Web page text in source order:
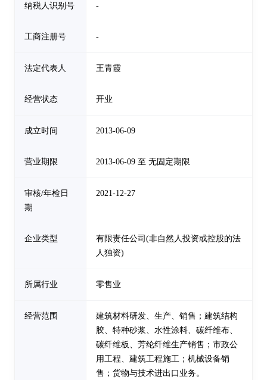
纳税人识别号 -
工商注册号 -
法定代表人 王青霞
经营状态 开业
成立时间 2013-06-09
营业期限 2013-06-09 至 无固定期限
审核/年检日
期
2021-12-27
企业类型
有限责任公司(非自然人投资或控股的法
人独资)
所属行业 零售业
经营范围
建筑材料研发、生产、销售；建筑结构
胶、特种砂浆、水性涂料、碳纤维布、
碳纤维板、芳纶纤维生产销售；市政公
用工程、建筑工程施工；机械设备销
售；货物与技术进出口业务。